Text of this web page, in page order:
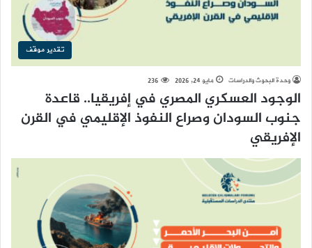
تقدير موقف
وحدة البحوث والدراسات مايو 24, 2026 236
الوجود العسكري المصري في إفريقيا.. قاعدة
جنوب السودان وصراع النفوذ الإقليمي في القرن
الإفريقي